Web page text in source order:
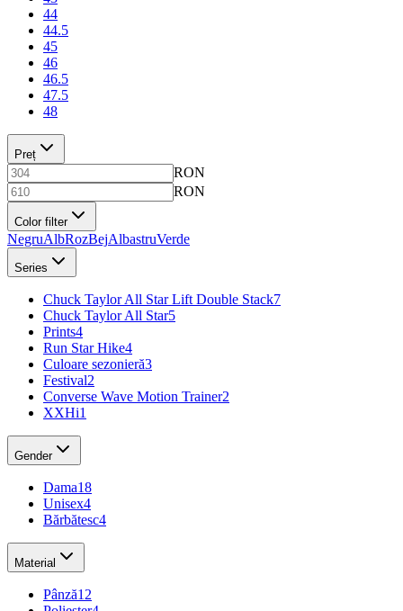
44
44.5
45
46
46.5
47.5
48
Preț
RON
RON
Color filter
NegruAlbRozBejAlbastruVerde
Series
Chuck Taylor All Star Lift Double Stack7
Chuck Taylor All Star5
Prints4
Run Star Hike4
Culoare sezonieră3
Festival2
Converse Wave Motion Trainer2
XXHi1
Gender
Dama18
Unisex4
Bărbătesc4
Material
Pânză12